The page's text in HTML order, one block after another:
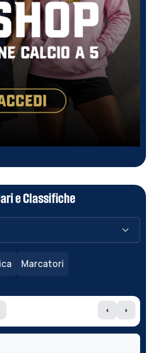
e Classifiche
Marcatori
‹ ›